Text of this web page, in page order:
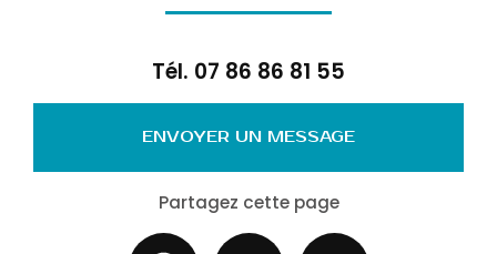
Tél. 07 86 86 81 55
ENVOYER UN MESSAGE
Partagez cette page
Facebook